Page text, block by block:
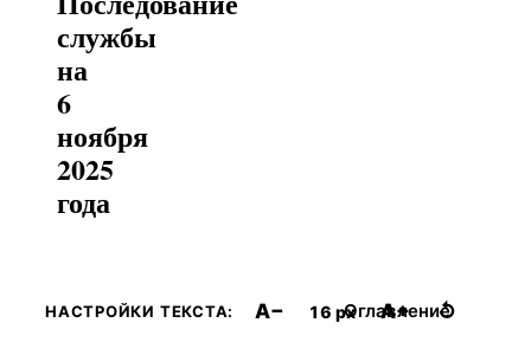
службы
на
6
ноября
2025
года
НАСТРОЙКИ ТЕКСТА: A− 16 px A+ ↺
Оглавление